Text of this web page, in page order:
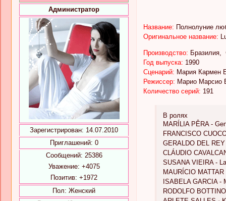
Администратор
Зарегистрирован: 14.07.2010
Приглашений: 0
Сообщений: 25386
Уважение: +4075
Позитив: +1972
Пол: Женский
Название: Полнолуние
Оригинальное название:
Производство: Бразилия,
Год выпуска: 1990
Сценарий: Мария Кармен
Режиссер: Марио Марсио
Количество серий: 191
В ролях
MARÍLIA PÊRA -
FRANCISCO
GERALDO DEL
CLÁUDIO
SUSANA VIEIRA -
MAURÍCIO
ISABELA GARCIA -
RODOLFO